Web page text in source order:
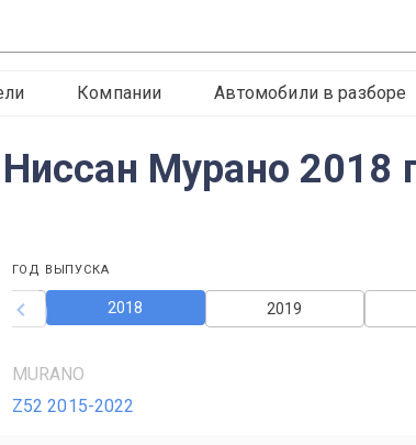
Компании Автомобили в разборе
Мурано 2018
ГОД ВЫПУСКА
2019
2018
MURANO
Z52 2015-2022